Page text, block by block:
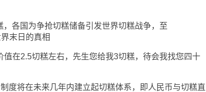
国为争抢切糕储备引发世界切糕战争，至
末日的真相
在2.5切糕左右，先生您给我3切糕，待会我找您四十
将在未来几年内建立起切糕体系，即人民币与切糕直